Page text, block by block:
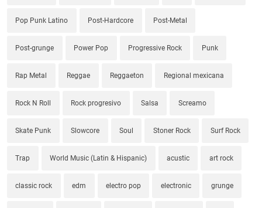
Pop Punk Latino Post-Hardcore Post-Metal
Post-grunge Power Pop Progressive Rock Punk
Rap Metal Reggae Reggaeton Regional mexicana
Rock N Roll Rock progresivo Salsa Screamo
Skate Punk Slowcore Soul Stoner Rock Surf Rock
Trap World Music (Latin & Hispanic) acustic art rock
classic rock edm electro pop electronic grunge